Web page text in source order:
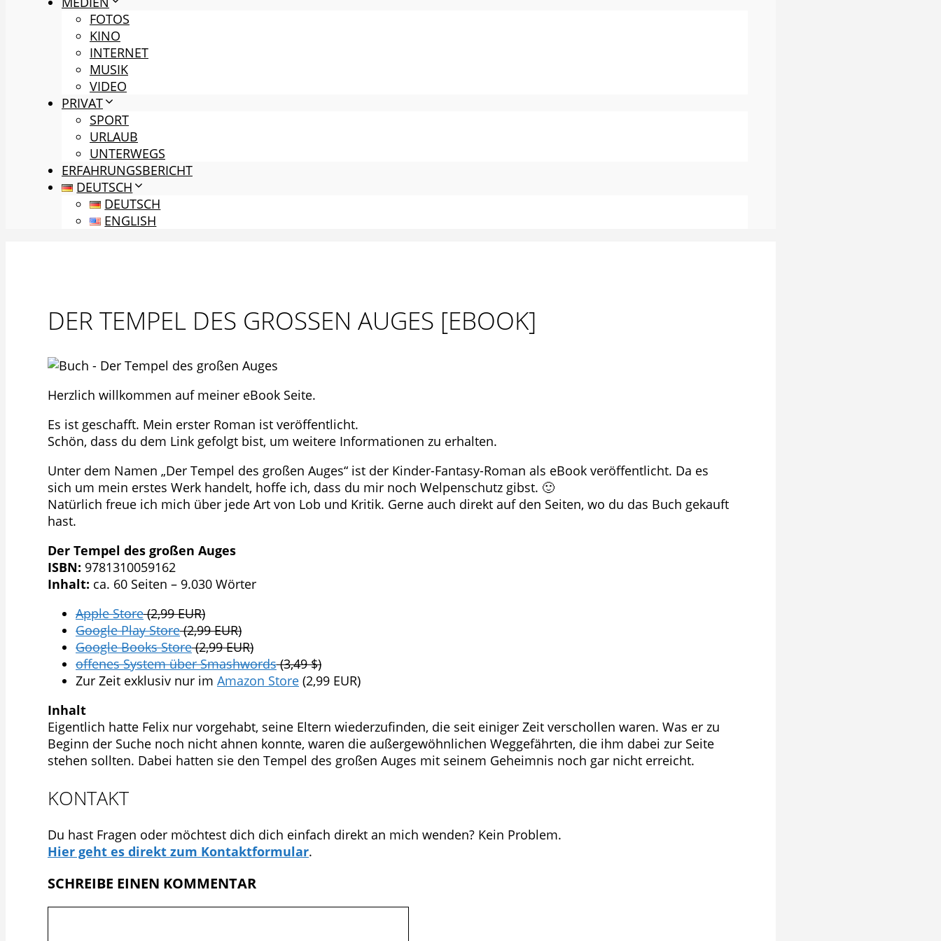
FOTOS
KINO
INTERNET
MUSIK
VIDEO
PRIVAT
SPORT
URLAUB
UNTERWEGS
ERFAHRUNGSBERICHT
DEUTSCH
DEUTSCH
ENGLISH
DER TEMPEL DES GROSSEN AUGES [EBOOK]
Herzlich willkommen auf meiner eBook Seite.
Es ist geschafft. Mein erster Roman ist veröffentlicht.
Schön, dass du dem Link gefolgt bist, um weitere Informationen zu erhalten.
Unter dem Namen „Der Tempel des großen Auges“ ist der Kinder-Fantasy-Roman als eBook veröffentlicht. Da es
sich um mein erstes Werk handelt, hoffe ich, dass du mir noch Welpenschutz gibst. 🙂
Natürlich freue ich mich über jede Art von Lob und Kritik. Gerne auch direkt auf den Seiten, wo du das Buch gekauft
hast.
Der Tempel des großen Auges
ISBN: 9781310059162
Inhalt: ca. 60 Seiten – 9.030 Wörter
Apple Store(2,99 EUR)
Google Play Store(2,99 EUR)
Google Books Store(2,99 EUR)
offenes System über Smashwords(3,49 $)
Zur Zeit exklusiv nur im Amazon Store (2,99 EUR)
Inhalt
Eigentlich hatte Felix nur vorgehabt, seine Eltern wiederzufinden, die seit einiger Zeit verschollen waren. Was er zu
Beginn der Suche noch nicht ahnen konnte, waren die außergewöhnlichen Weggefährten, die ihm dabei zur Seite
stehen sollten. Dabei hatten sie den Tempel des großen Auges mit seinem Geheimnis noch gar nicht erreicht.
KONTAKT
Du hast Fragen oder möchtest dich dich einfach direkt an mich wenden? Kein Problem.
Hier geht es direkt zum Kontaktformular.
SCHREIBE EINEN KOMMENTAR